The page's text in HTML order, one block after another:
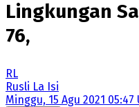
Lingkungan
76,
RL
Rusli La Isi
Minggu, 15 Agu 2021 05:47